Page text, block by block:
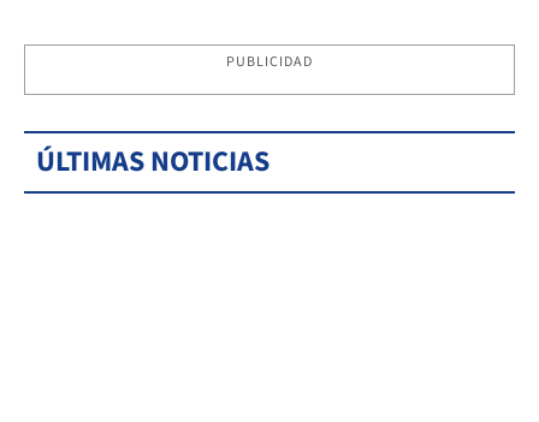
PUBLICIDAD
ÚLTIMAS NOTICIAS